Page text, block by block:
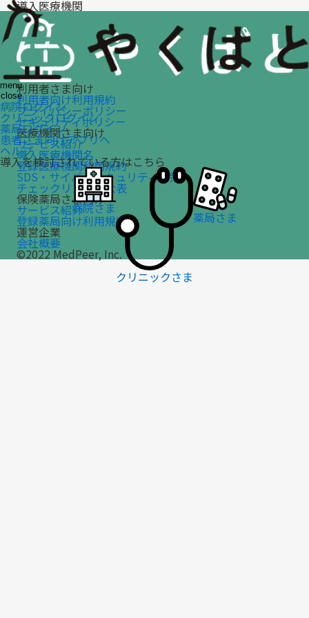
menu
close
病院ログイン
クリニックログイン
薬局ログイン
患者さま向けアプリへ
ヘルプ
導入を検討されている方はこちら
病院さま
クリニックさま
薬局さま
導入医療機関
利用者さま向け
利用者向け利用規約
プライバシーポリシー
セキュリティポリシー
医療機関さま向け
サービス紹介
導入医療機関名
登録医療機関利用規約
SDS・サイバーセキュリティ対策
チェックリストの公表
保険薬局さま向け
サービス紹介
登録薬局向け利用規約
運営企業
会社概要
©2022 MedPeer, Inc.